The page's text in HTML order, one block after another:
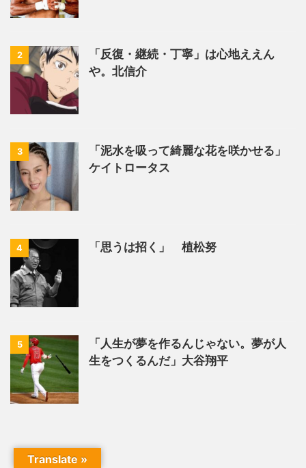
2
「反復・継続・丁寧」は心地ええん
や。北信介
3
「泥水を吸って綺麗な花を咲かせる」
ケイトロータス
4 「思うは招く」 植松努
5
「人生が夢を作るんじゃない。夢が人
生をつくるんだ」大谷翔平
Translate »